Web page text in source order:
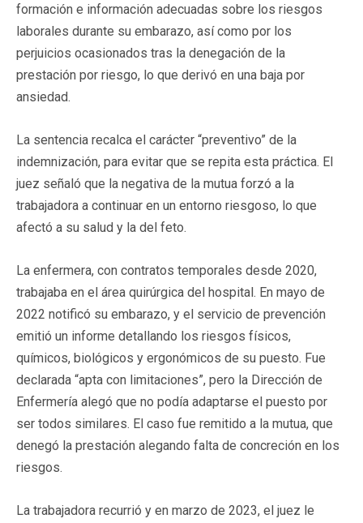
formación e información adecuadas sobre los riesgos
laborales durante su embarazo, así como por los
perjuicios ocasionados tras la denegación de la
prestación por riesgo, lo que derivó en una baja por
ansiedad.
La sentencia recalca el carácter “preventivo” de la
indemnización, para evitar que se repita esta práctica. El
juez señaló que la negativa de la mutua forzó a la
trabajadora a continuar en un entorno riesgoso, lo que
afectó a su salud y la del feto.
La enfermera, con contratos temporales desde 2020,
trabajaba en el área quirúrgica del hospital. En mayo de
2022 notificó su embarazo, y el servicio de prevención
emitió un informe detallando los riesgos físicos,
químicos, biológicos y ergonómicos de su puesto. Fue
declarada “apta con limitaciones”, pero la Dirección de
Enfermería alegó que no podía adaptarse el puesto por
ser todos similares. El caso fue remitido a la mutua, que
denegó la prestación alegando falta de concreción en los
riesgos.
La trabajadora recurrió y en marzo de 2023, el juez le